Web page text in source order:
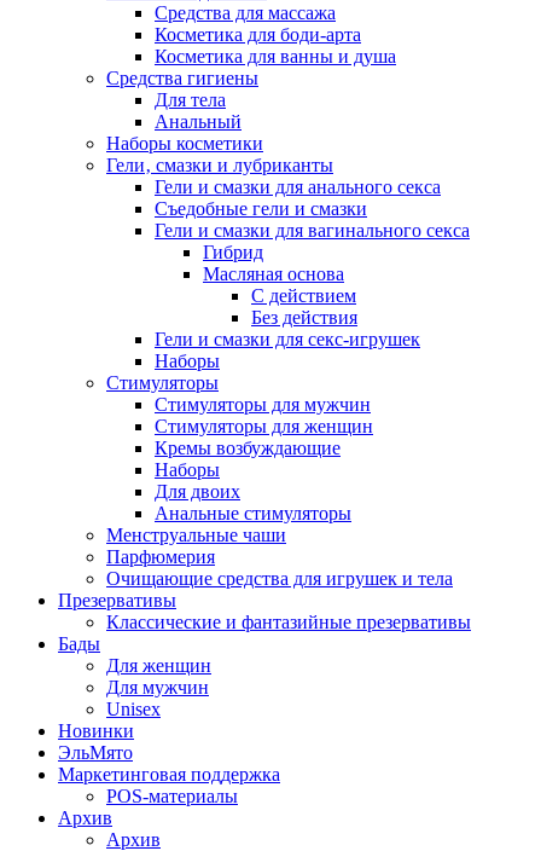
Средства для массажа
Косметика для боди-арта
Косметика для ванны и душа
Средства гигиены
Для тела
Анальный
Наборы косметики
Гели‚ смазки и лубриканты
Гели и смазки для анального секса
Съедобные гели и смазки
Гели и смазки для вагинального секса
Гибрид
Масляная основа
С действием
Без действия
Гели и смазки для секс-игрушек
Наборы
Стимуляторы
Стимуляторы для мужчин
Стимуляторы для женщин
Кремы возбуждающие
Наборы
Для двоих
Анальные стимуляторы
Менструальные чаши
Парфюмерия
Очищающие средства для игрушек и тела
Презервативы
Классические и фантазийные презервативы
Бады
Для женщин
Для мужчин
Unisex
Новинки
ЭльМято
Маркетинговая поддержка
POS-материалы
Архив
Архив